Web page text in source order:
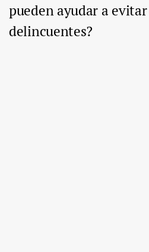
pueden ayudar a
delincuentes?